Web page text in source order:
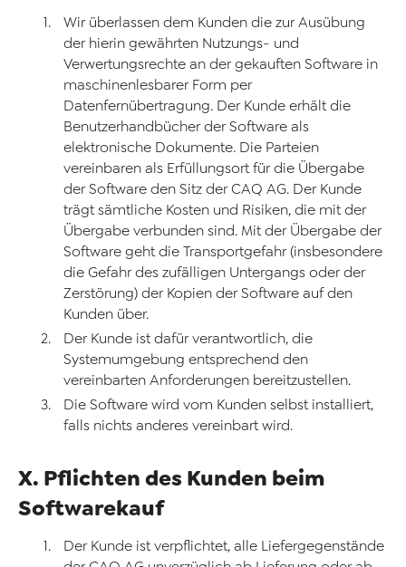
Wir überlassen dem Kunden die zur Ausübung
der hierin gewährten Nutzungs- und
Verwertungsrechte an der gekauften Software in
maschinenlesbarer Form per
Datenfernübertragung. Der Kunde erhält die
Benutzerhandbücher der Software als
elektronische Dokumente. Die Parteien
vereinbaren als Erfüllungsort für die Übergabe
der Software den Sitz der CAQ AG. Der Kunde
trägt sämtliche Kosten und Risiken, die mit der
Übergabe verbunden sind. Mit der Übergabe der
Software geht die Transportgefahr (insbesondere
die Gefahr des zufälligen Untergangs oder der
Zerstörung) der Kopien der Software auf den
Kunden über.
Der Kunde ist dafür verantwortlich, die
Systemumgebung entsprechend den
vereinbarten Anforderungen bereitzustellen.
Die Software wird vom Kunden selbst installiert,
falls nichts anderes vereinbart wird.
X. Pflichten des Kunden beim
Softwarekauf
Der Kunde ist verpflichtet, alle Liefergegenstände